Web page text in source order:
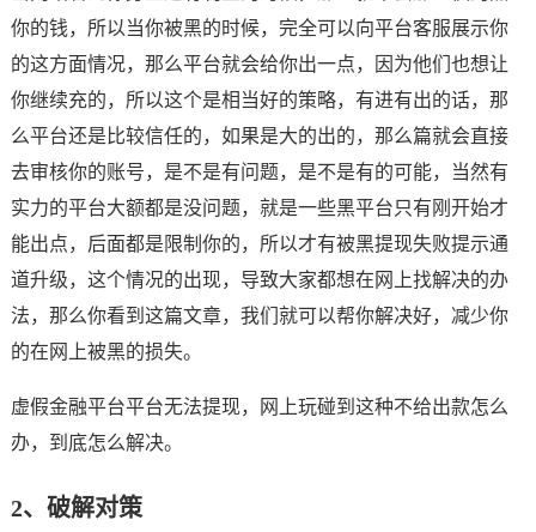
你的钱，所以当你被黑的时候，完全可以向平台客服展示你
的这方面情况，那么平台就会给你出一点，因为他们也想让
你继续充的，所以这个是相当好的策略，有进有出的话，那
么平台还是比较信任的，如果是大的出的，那么篇就会直接
去审核你的账号，是不是有问题，是不是有的可能，当然有
实力的平台大额都是没问题，就是一些黑平台只有刚开始才
能出点，后面都是限制你的，所以才有被黑提现失败提示通
道升级，这个情况的出现，导致大家都想在网上找解决的办
法，那么你看到这篇文章，我们就可以帮你解决好，减少你
的在网上被黑的损失。
虚假金融平台平台无法提现，网上玩碰到这种不给出款怎么
办，到底怎么解决。
2、破解对策